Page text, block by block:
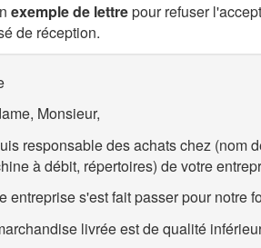
exemple de lettrepour refuser
de réception.
Monsieur,
responsable des achats chez (nom
à débit, répertoires) de votre
entreprise s'est fait passer pour notre
livrée est de qualité